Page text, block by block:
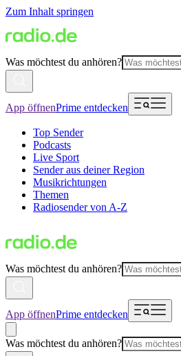
Zum Inhalt springen
Was möchtest du anhören?
App öffnenPrime entdecken
Top Sender
Podcasts
Live Sport
Sender aus deiner Region
Musikrichtungen
Themen
Radiosender von A-Z
Was möchtest du anhören?
App öffnenPrime entdecken
Was möchtest du anhören?